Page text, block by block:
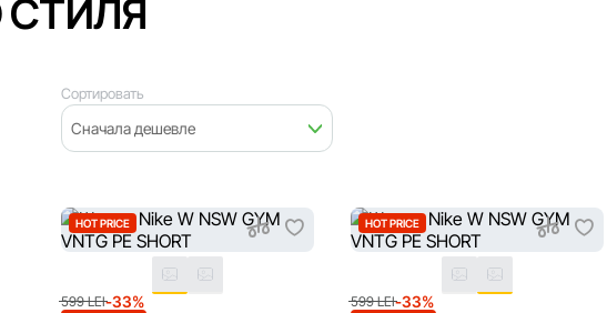
Сортировать
Сначала дешевле
HOT PRICE
599 LEI-33%
HOT PRICE
599 LEI-33%